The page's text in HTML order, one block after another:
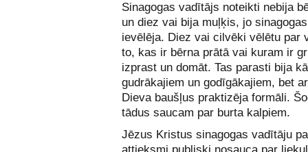
Sinagogas vadītājs noteikti nebija
un diez vai bija muļķis, jo
ievēlēja. Diez vai cilvēki vēlētu par
to, kas ir bērna prātā vai kuram ir
izprast un domāt. Tas parasti bija
gudrākajiem un godīgākajiem, bet
Dieva baušļus praktizēja formāli.
tādus saucam par burta kalpiem.
Jēzus Kristus sinagogas vadītāju